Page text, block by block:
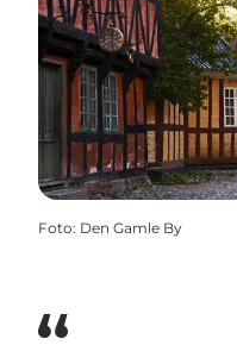
Foto: Den Gamle By